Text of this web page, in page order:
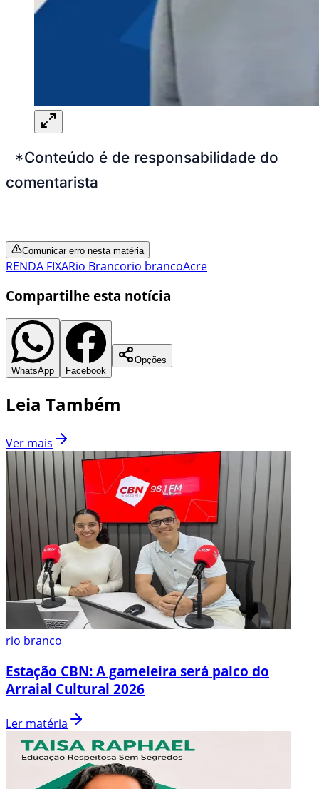
*Conteúdo é de responsabilidade do
comentarista
Comunicar erro nesta matéria
RENDA FIXARio Brancorio brancoAcre
Compartilhe esta notícia
WhatsApp Facebook
Opções
Leia Também
Ver mais
rio branco
Estação CBN: A gameleira será palco do
Arraial Cultural 2026
Ler matéria